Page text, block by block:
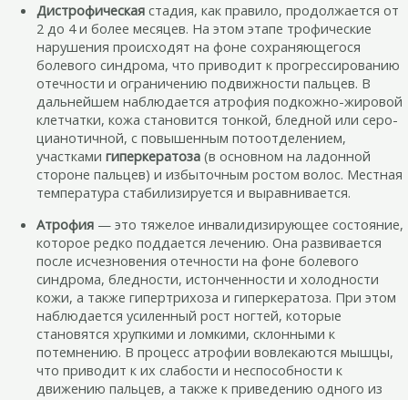
Дистрофическая стадия, как правило, продолжается от
2 до 4 и более месяцев. На этом этапе трофические
нарушения происходят на фоне сохраняющегося
болевого синдрома, что приводит к прогрессированию
отечности и ограничению подвижности пальцев. В
дальнейшем наблюдается атрофия подкожно-жировой
клетчатки, кожа становится тонкой, бледной или серо-
цианотичной, с повышенным потоотделением,
участками гиперкератоза (в основном на ладонной
стороне пальцев) и избыточным ростом волос. Местная
температура стабилизируется и выравнивается.
Атрофия — это тяжелое инвалидизирующее состояние,
которое редко поддается лечению. Она развивается
после исчезновения отечности на фоне болевого
синдрома, бледности, истонченности и холодности
кожи, а также гипертрихоза и гиперкератоза. При этом
наблюдается усиленный рост ногтей, которые
становятся хрупкими и ломкими, склонными к
потемнению. В процесс атрофии вовлекаются мышцы,
что приводит к их слабости и неспособности к
движению пальцев, а также к приведению одного из